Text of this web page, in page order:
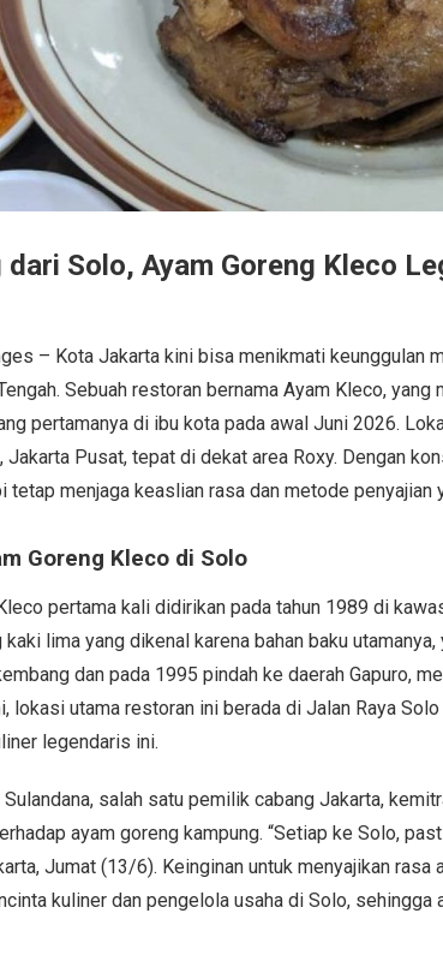
dari Solo, Ayam Goreng Kleco
– Kota Jakarta kini bisa menikmati keunggulan
Sebuah restoran bernama Ayam Kleco,
pertamanya di ibu kota pada awal Juni 2026.
Jakarta Pusat, tepat di dekat area Roxy. Dengan
tetap menjaga keaslian rasa dan metode penyajian
Goreng Kleco di Solo
pertama kali didirikan pada tahun 1989 di
kaki lima yang dikenal karena bahan baku
dan pada 1995 pindah ke daerah Gapuro,
lokasi utama restoran ini berada di Jalan Raya
legendaris ini.
salah satu pemilik cabang Jakarta,
ayam goreng kampung. “Setiap ke Solo,
Jumat (13/6). Keinginan untuk menyajikan
kuliner dan pengelola usaha di Solo, sehingga